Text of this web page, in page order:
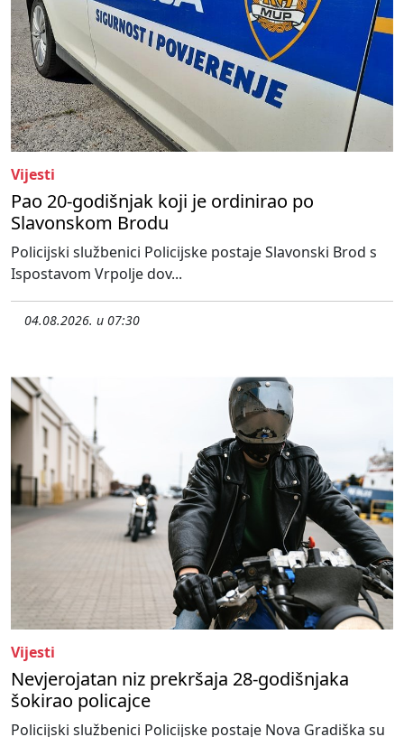
Vijesti
Pao 20-godišnjak koji je ordinirao po
Slavonskom Brodu
Policijski službenici Policijske postaje Slavonski Brod s
Ispostavom Vrpolje dov...
04.08.2026. u 07:30
Vijesti
Nevjerojatan niz prekršaja 28-godišnjaka
šokirao policajce
Policijski službenici Policijske postaje Nova Gradiška su